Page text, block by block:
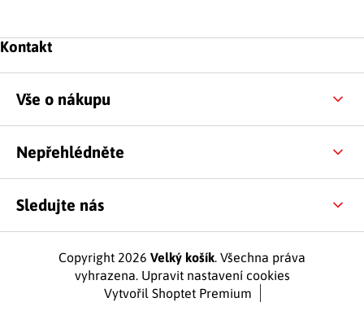
Zápatí
Kontakt
Vše o nákupu
Nepřehlédněte
Sledujte nás
Vytvořil Shoptet Premium
Copyright 2026 Velký košík. Všechna práva
vyhrazena. Upravit nastavení cookies